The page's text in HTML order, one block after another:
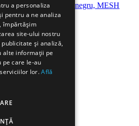
metalic, negru, MESH
a personaliza
pentru a ne analiza
împărtășim
site-ului nostru
și analiză,
alte informații pe
pe care le-au
lor.Află